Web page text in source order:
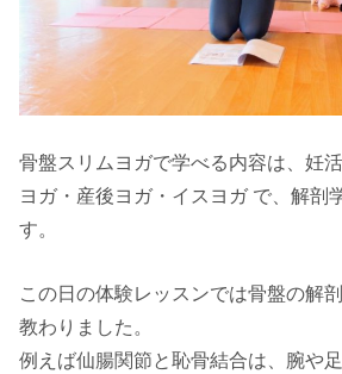
骨盤スリムヨガで学べる内容は、妊
ヨガ・産後ヨガ・イスヨガ で、解剖
す。
この日の体験レッスンでは骨盤の解
教わりました。
例えば仙腸関節と恥骨結合は、腕や